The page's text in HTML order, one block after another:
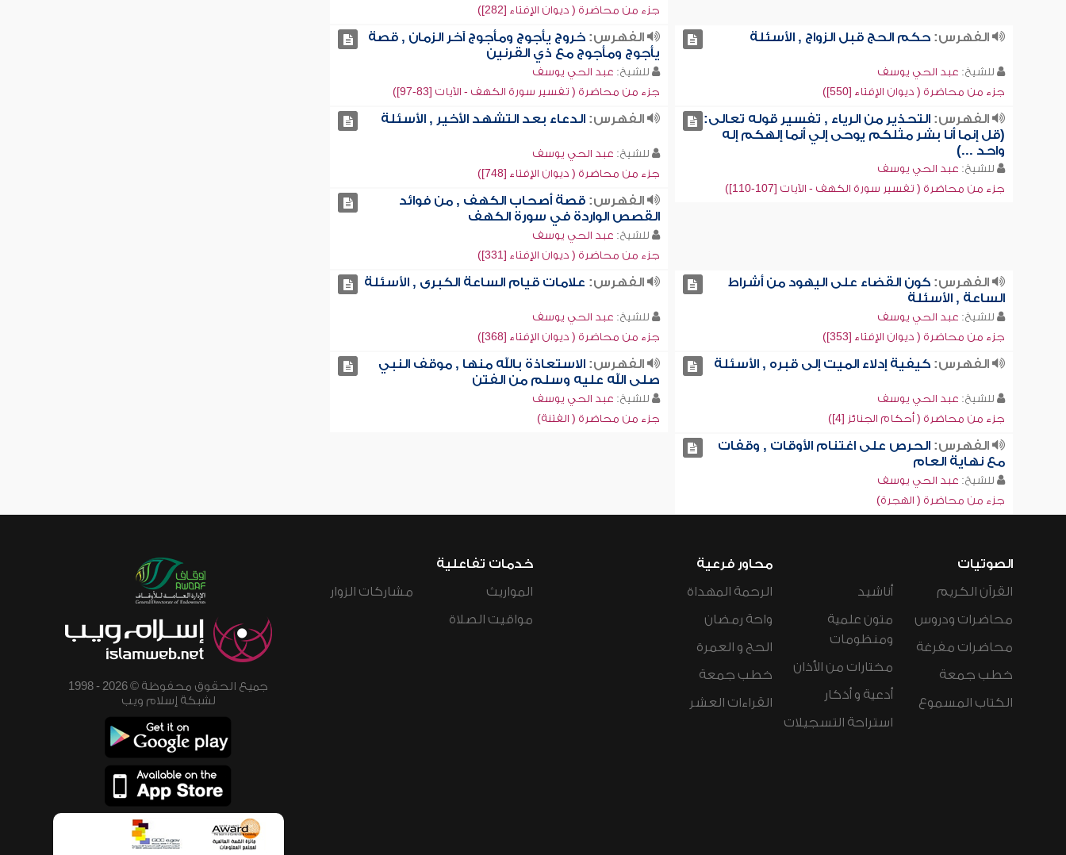
جزء من محاضرة ( ديوان الإفتاء [282])
الفهرس:حكم الحج قبل الزواج , الأسئلة
للشيخ: عبد الحي يوسف
جزء من محاضرة ( ديوان الإفتاء [550])
الفهرس: خروج يأجوج ومأجوج آخر الزمان , قصة
يأجوج ومأجوج مع ذي القرنين
للشيخ: عبد الحي يوسف
جزء من محاضرة ( تفسير سورة الكهف - الآيات [83-97])
الفهرس:التحذير من الرياء , تفسير قوله تعالى:
(قل إنما أنا بشر مثلكم يوحى إلي أنما إلهكم إله
واحد ...)
للشيخ: عبد الحي يوسف
جزء من محاضرة ( تفسير سورة الكهف - الآيات [107-110])
الفهرس: الدعاء بعد التشهد الأخير , الأسئلة
للشيخ: عبد الحي يوسف
جزء من محاضرة ( ديوان الإفتاء [748])
الفهرس: قصة أصحاب الكهف , من فوائد
القصص الواردة في سورة الكهف
للشيخ: عبد الحي يوسف
جزء من محاضرة ( ديوان الإفتاء [331])
الفهرس:كون القضاء على اليهود من أشراط
الساعة , الأسئلة
للشيخ: عبد الحي يوسف
جزء من محاضرة ( ديوان الإفتاء [353])
الفهرس: علامات قيام الساعة الكبرى , الأسئلة
للشيخ: عبد الحي يوسف
جزء من محاضرة ( ديوان الإفتاء [368])
الفهرس:كيفية إدلاء الميت إلى قبره , الأسئلة
للشيخ: عبد الحي يوسف
جزء من محاضرة ( أحكام الجنائز [4])
الفهرس: الاستعاذة بالله منها , موقف النبي
صلى الله عليه وسلم من الفتن
للشيخ: عبد الحي يوسف
جزء من محاضرة ( الفتنة)
الفهرس:الحرص على اغتنام الأوقات , وقفات
مع نهاية العام
للشيخ: عبد الحي يوسف
جزء من محاضرة ( الهجرة)
الصوتيات
القرآن الكريم
محاضرات ودروس
محاضرات مفرغة
خطب جمعة
الكتاب المسموع
أناشيد
متون علمية
ومنظومات
مختارات من الأذان
أدعية و أذكار
استراحة التسجيلات
محاور فرعية
الرحمة المهداة
واحة رمضان
الحج و العمرة
خطب جمعة
القراءات العشر
خدمات تفاعلية
المواريث
مواقيت الصلاة
مشاركات الزوار
جميع الحقوق محفوظة © 2026 - 1998
لشبكة إسلام ويب